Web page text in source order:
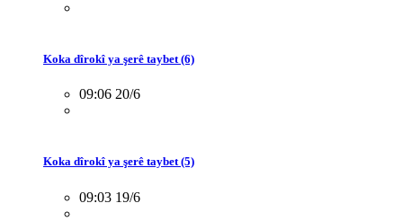
Koka dîrokî ya şerê taybet (6)
09:06 20/6
Koka dîrokî ya şerê taybet (5)
09:03 19/6